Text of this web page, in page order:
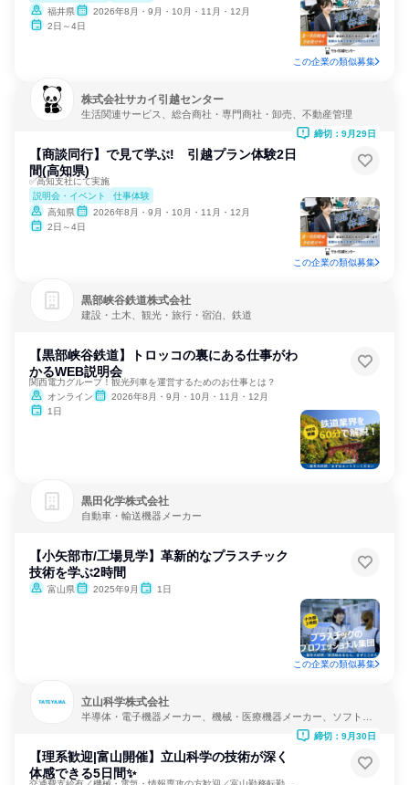
福井県
2026年8月・9月・10月・11月・12月
2日～4日
この企業の類似募集
株式会社サカイ引越センター
生活関連サービス、総合商社・専門商社・卸売、不動産管理
【商談同行】で見て学ぶ! 引越プラン体験2日
間(高知県)
✅高知支社にて実施
説明会・イベント
仕事体験
高知県
2026年8月・9月・10月・11月・12月
2日～4日
締切：9月29日
この企業の類似募集
黒部峡谷鉄道株式会社
建設・土木、観光・旅行・宿泊、鉄道
【黒部峡谷鉄道】トロッコの裏にある仕事がわ
かるWEB説明会
関西電力グループ！観光列車を運営するためのお仕事とは？
オンライン
2026年8月・9月・10月・11月・12月
1日
黒田化学株式会社
自動車・輸送機器メーカー
【小矢部市/工場見学】革新的なプラスチック
技術を学ぶ2時間
富山県 2025年9月 1日
この企業の類似募集
立山科学株式会社
半導体・電子機器メーカー、機械・医療機器メーカー、ソフトウ
【理系歓迎|富山開催】立山科学の技術が深く
体感できる5日間✨
締切：9月30日